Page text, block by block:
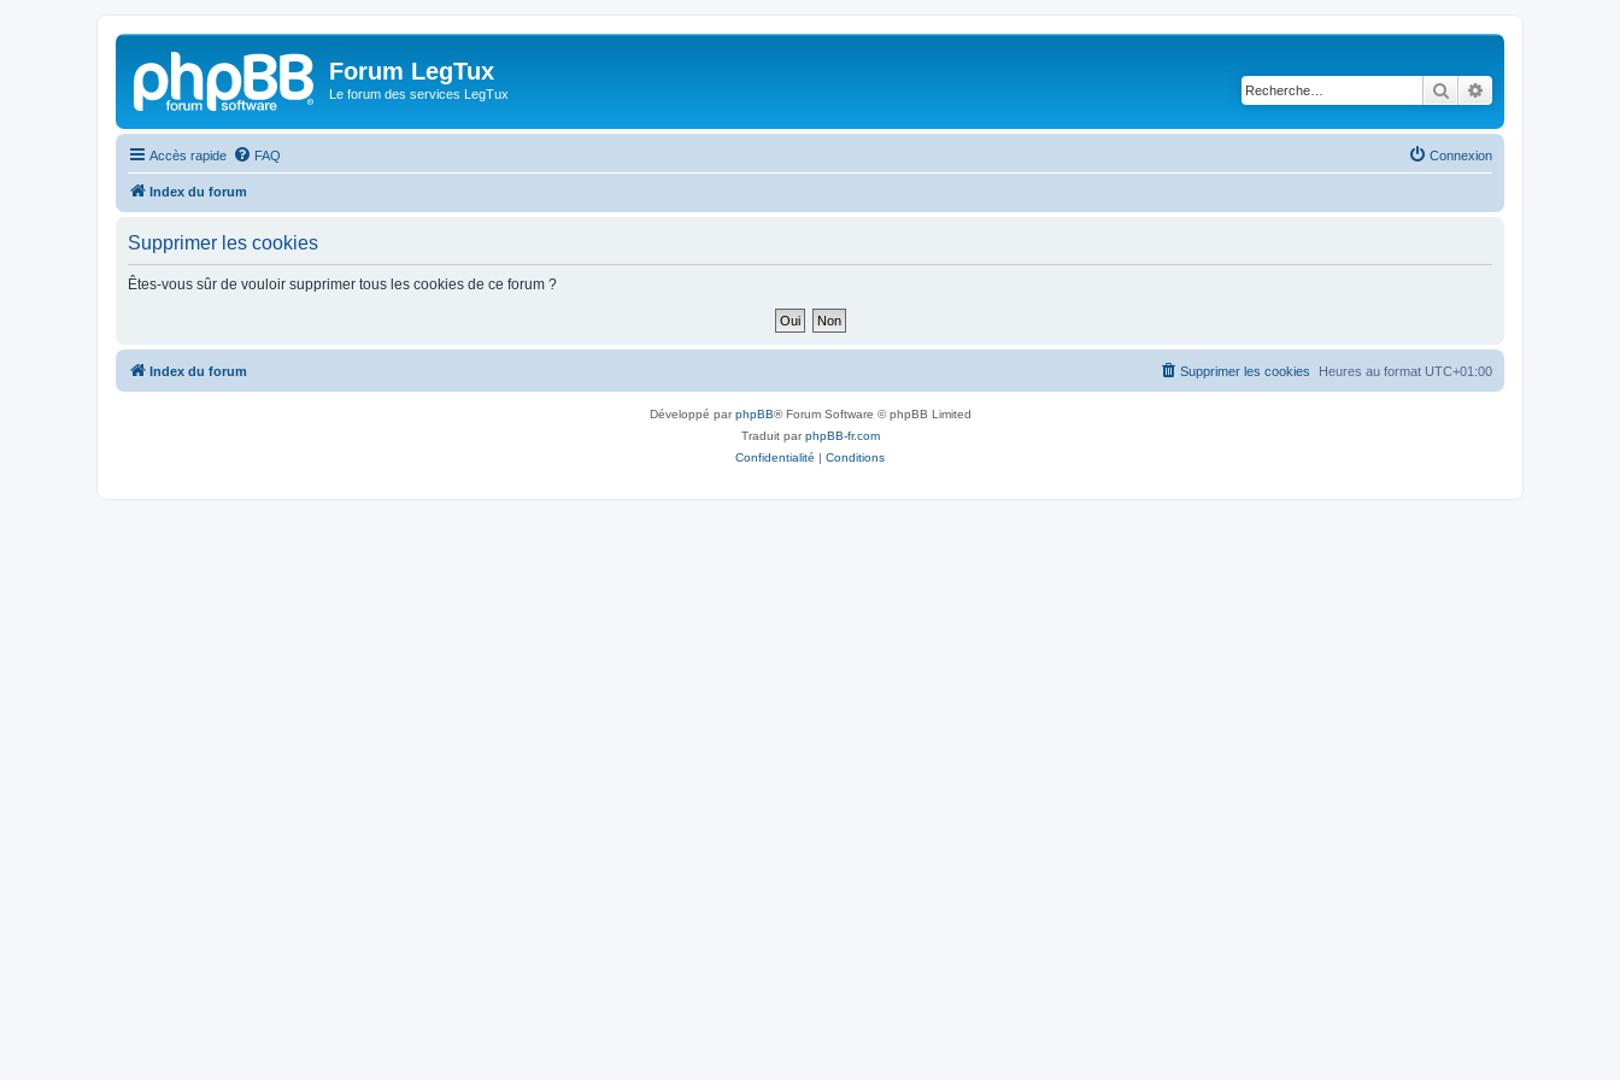
Forum LegTux
Le forum des services LegTux Rechercher
Accès rapide FAQ Connexion
Index du forum
Supprimer les cookies
Êtes-vous sûr de vouloir supprimer tous les cookies de ce forum ?
Index du forum Heures au format UTC+01:00
Supprimer les cookies
Développé parphpBB® Forum Software © phpBB Limited
Traduit parphpBB-fr.com
Confidentialité | Conditions